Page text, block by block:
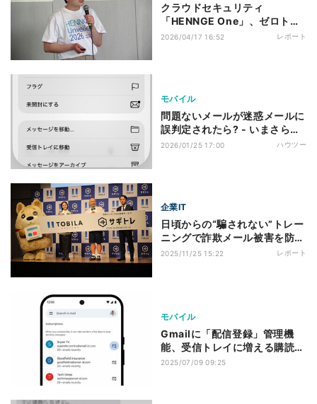
クラウドセキュリティ
「HENNGE One」、ゼロトラ
スト戦略を実現する脱VPNなど
2026/04/17 16:52 レポート
モバイル
問題ないメールが迷惑メールに
誤判定されたら? - いまさら聞
けないiPhoneのなぜ
2026/01/25 17:00 ハウツー
企業IT
日頃からの“騙されない”トレー
ニングで詐欺メール被害を防
止、トビラシステムズの法人向
2025/11/25 15:22 レポート
モバイル
Gmailに「配信登録」管理機
能、受信トレイに増える購読メ
ールをまとめて整理・解除
2025/07/09 09:25